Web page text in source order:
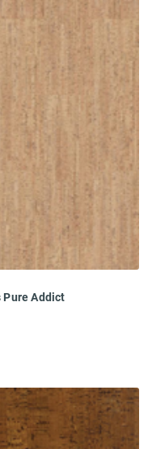
Pure Addict